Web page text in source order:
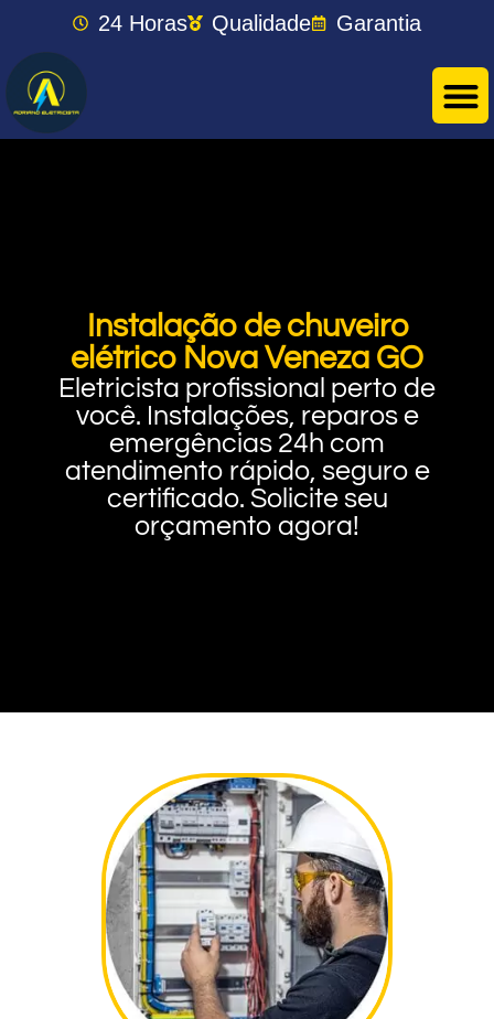
24 Horas Qualidade Garantia
Instalação de chuveiro
elétrico Nova Veneza GO
Eletricista profissional perto de
você. Instalações, reparos e
emergências 24h com
atendimento rápido, seguro e
certificado. Solicite seu
orçamento agora!